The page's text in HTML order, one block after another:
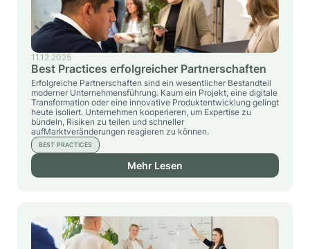
11.12.2025
Best Practices erfolgreicher Partnerschaften
Erfolgreiche Partnerschaften sind ein wesentlicher Bestandteil
moderner Unternehmensführung. Kaum ein Projekt, eine digitale
Transformation oder eine innovative Produktentwicklung gelingt
heute isoliert. Unternehmen kooperieren, um Expertise zu
bündeln, Risiken zu teilen und schneller
aufMarktveränderungen reagieren zu können.
Mehr Lesen
BEST PRACTICES